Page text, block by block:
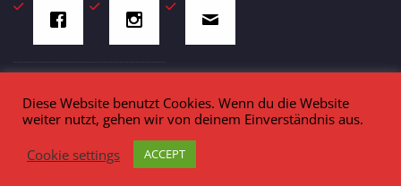
Freiwillige Feuerwehr Markt Schopfloch - Schulstraße 4 - 91626
Schopfloch
Diese Website benutzt Cookies. Wenn du die Website
weiter nutzt, gehen wir von deinem Einverständnis aus.
Cookie settings
ACCEPT